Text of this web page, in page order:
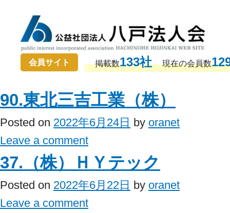
会員サイト 掲載数133社 現在の会員数
90.東北三吉工業（株）
Posted on 2022年6月24日 by oranet
Leave a comment
37.（株）ＨＹテック
Posted on 2022年6月22日 by oranet
Leave a comment